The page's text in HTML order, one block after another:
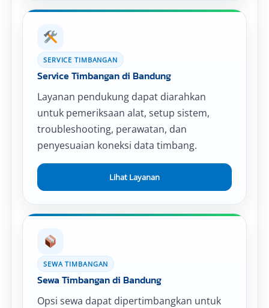
SERVICE TIMBANGAN
Service Timbangan di Bandung
Layanan pendukung dapat diarahkan
untuk pemeriksaan alat, setup sistem,
troubleshooting, perawatan, dan
penyesuaian koneksi data timbang.
Lihat Layanan
SEWA TIMBANGAN
Sewa Timbangan di Bandung
Opsi sewa dapat dipertimbangkan untuk